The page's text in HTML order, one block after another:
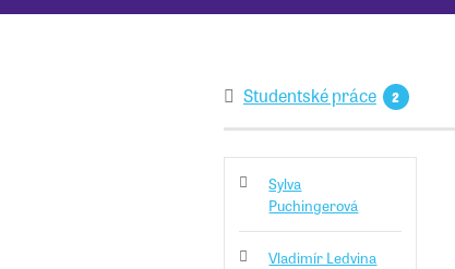
Studentské práce 2
Sylva
Puchingerová
Vladimír Ledvina